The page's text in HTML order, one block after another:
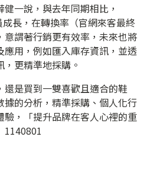
一說，與去年同期相比，
長，在轉換率（官網來客最終
謂著行銷更有效率，未來也將
用，例如匯入庫存資訊，並透
更精準地採購。
還是買到一雙喜歡且適合的鞋
的分析，精準採購、個人化行
，「提升品牌在客人心裡的重
1140801